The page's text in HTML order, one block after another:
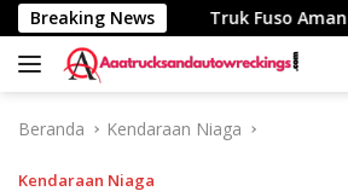
Langsung
ke
konten
Breaking News
Km Truk Fuso Aman Pakai
Beranda Kendaraan Niaga
Kendaraan Niaga